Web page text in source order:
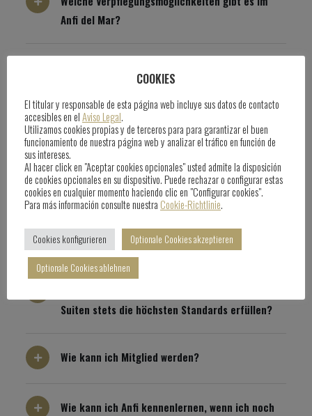
Anfi del Mar?
Welche weiteren Leistungen und
Annehmlichkeiten bietet Anfi?
WIE?
Suiten stets die höchsten Standards erfüllen?
Wie kann ich Mitglied werden?
Wie kann ich Anfi kennenlernen, wenn ich noch
COOKIES
El titular y responsable de esta página web incluye sus datos de contacto
accesibles en elAviso Legal.
Utilizamos cookies propias y de terceros para para garantizar el buen
funcionamiento de nuestra página web y analizar el tráfico en función de
sus intereses.
Al hacer click en "Aceptar cookies opcionales" usted admite la disposición
de cookies opcionales en su dispositivo. Puede rechazar o configurar estas
cookies en cualquier momento haciendo clic en "Configurar cookies".
Para más información consulte nuestra Cookie-Richtlinie.
Cookies konfigurieren Optionale Cookies akzeptieren
Optionale Cookies ablehnen